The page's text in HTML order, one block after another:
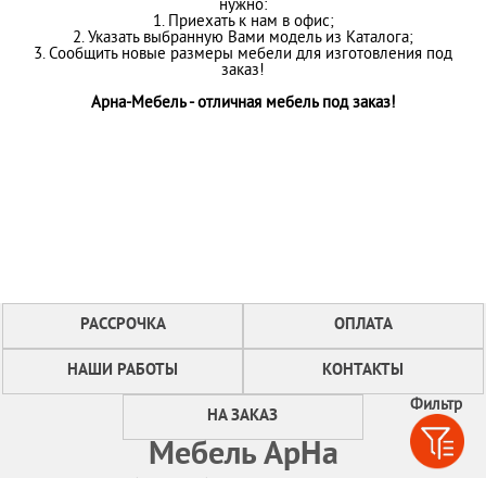
Фильтр
нужно:
1. Приехать к нам в офис;
2. Указать выбранную Вами модель из Каталога;
3. Сообщить новые размеры мебели для изготовления под
заказ!
Арна-Мебель - отличная мебель под заказ!
РАССРОЧКА ОПЛАТА
НАШИ РАБОТЫ КОНТАКТЫ
НА ЗАКАЗ
Мебель АрНа